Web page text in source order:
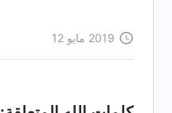
2019 مايو 12